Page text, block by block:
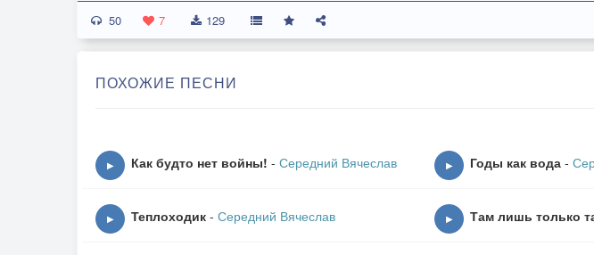
50 7 129
ПОХОЖИЕ ПЕСНИ
▶ Как будто нет войны! - Середний Вячеслав ▶ Годы как вода -
▶ Теплоходик - Середний Вячеслав ▶ Там лишь только